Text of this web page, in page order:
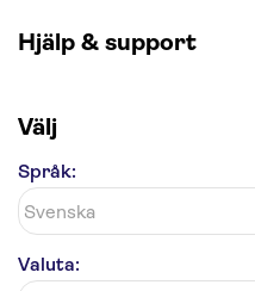
Hjälp & support
Välj
Språk:
Valuta: